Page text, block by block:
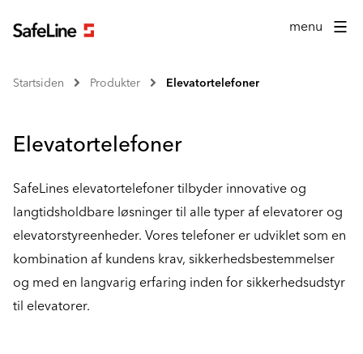
menu
Startsiden Produkter Elevatortelefoner
Elevatortelefoner
SafeLines elevatortelefoner tilbyder innovative og
langtidsholdbare løsninger til alle typer af elevatorer og
elevatorstyreenheder. Vores telefoner er udviklet som en
kombination af kundens krav, sikkerhedsbestemmelser
og med en langvarig erfaring inden for sikkerhedsudstyr
til elevatorer.